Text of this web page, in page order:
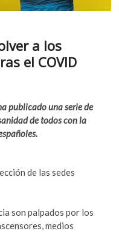
a los
el COVID
publicado una serie de
de todos con la
de las sedes
son palpados por los
medios